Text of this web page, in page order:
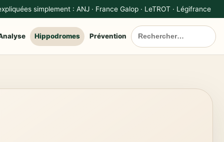
simplement : ANJ · France Galop · LeTROT · Légifrance
Hippodromes Prévention